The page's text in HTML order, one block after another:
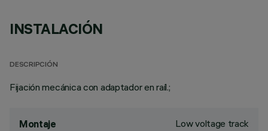
INSTALACIÓN
DESCRIPCIÓN
Fijación mecánica con adaptador en raíl.;
Montaje Low voltage track